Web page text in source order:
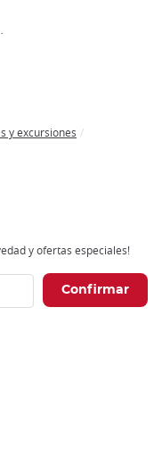
y excursiones
y ofertas especiales!